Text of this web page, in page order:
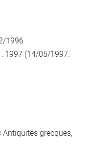
1996
1997 (14/05/1997.
Antiquités grecques,